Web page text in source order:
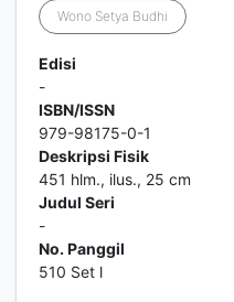
Wono Setya Budhi
Edisi
-
ISBN/ISSN
979-98175-0-1
Deskripsi Fisik
451 hlm., ilus., 25 cm
Judul Seri
-
No. Panggil
510 Set l